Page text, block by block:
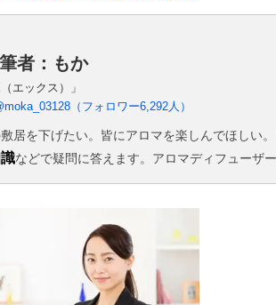
者：もか
（エックス）」
（フォロワー6,292人）
居を下げたい。皆にアロマを楽しんでほしい。
などで疑問に答えます。アロマディフューザ